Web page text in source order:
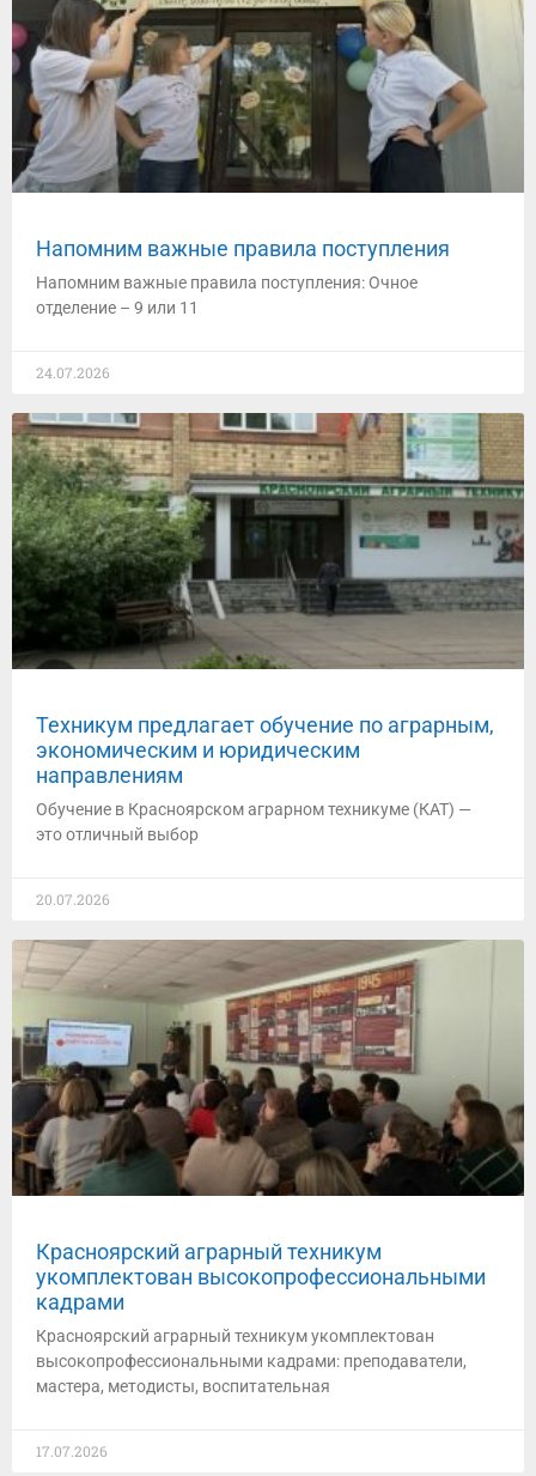
Напомним важные правила поступления
Напомним важные правила поступления: Очное
отделение – 9 или 11
24.07.2026
Техникум предлагает обучение по аграрным,
экономическим и юридическим
направлениям
Обучение в ⁠Красноярском аграрном техникуме (КАТ) —
это отличный выбор
20.07.2026
Красноярский аграрный техникум
укомплектован высокопрофессиональными
кадрами
Красноярский аграрный техникум укомплектован
высокопрофессиональными кадрами: преподаватели,
мастера, методисты, воспитательная
17.07.2026